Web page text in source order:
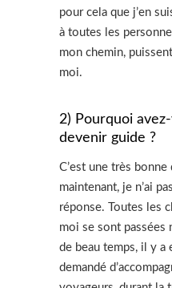
pour cela que j’en
à toutes les
mon chemin,
moi.
2) Pourquoi
devenir guide ?
C’est une très bonne
maintenant, je n’ai
réponse. Toutes les
moi se sont passées
de beau temps, il y a
demandé